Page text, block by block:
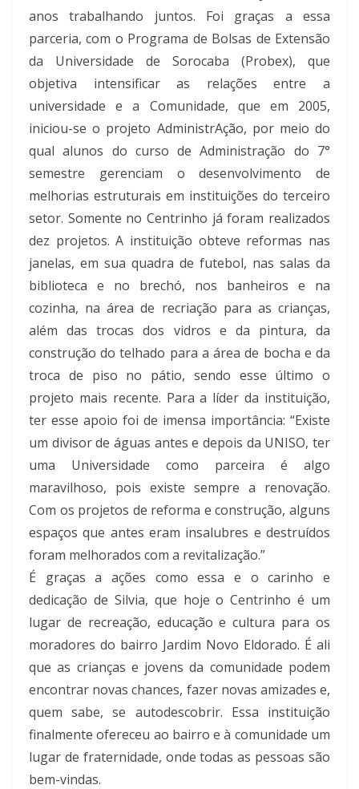
anos trabalhando juntos. Foi graças a essa
parceria, com o Programa de Bolsas de Extensão
da Universidade de Sorocaba (Probex), que
objetiva intensificar as relações entre a
universidade e a Comunidade, que em 2005,
iniciou-se o projeto AdministrAção, por meio do
qual alunos do curso de Administração do 7°
semestre gerenciam o desenvolvimento de
melhorias estruturais em instituições do terceiro
setor. Somente no Centrinho já foram realizados
dez projetos. A instituição obteve reformas nas
janelas, em sua quadra de futebol, nas salas da
biblioteca e no brechó, nos banheiros e na
cozinha, na área de recriação para as crianças,
além das trocas dos vidros e da pintura, da
construção do telhado para a área de bocha e da
troca de piso no pátio, sendo esse último o
projeto mais recente. Para a líder da instituição,
ter esse apoio foi de imensa importância: “Existe
um divisor de águas antes e depois da UNISO, ter
uma Universidade como parceira é algo
maravilhoso, pois existe sempre a renovação.
Com os projetos de reforma e construção, alguns
espaços que antes eram insalubres e destruídos
foram melhorados com a revitalização.”
É graças a ações como essa e o carinho e
dedicação de Silvia, que hoje o Centrinho é um
lugar de recreação, educação e cultura para os
moradores do bairro Jardim Novo Eldorado. É ali
que as crianças e jovens da comunidade podem
encontrar novas chances, fazer novas amizades e,
quem sabe, se autodescobrir. Essa instituição
finalmente ofereceu ao bairro e à comunidade um
lugar de fraternidade, onde todas as pessoas são
bem-vindas.